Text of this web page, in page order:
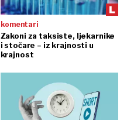
komentari
Zakoni za taksiste, ljekarnike
i stočare – iz krajnosti u
krajnost